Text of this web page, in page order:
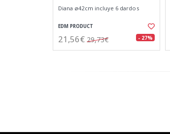
Diana ø42cm incluye 6 dardos
EDM PRODUCT
21,56€ 29,73€ - 27%